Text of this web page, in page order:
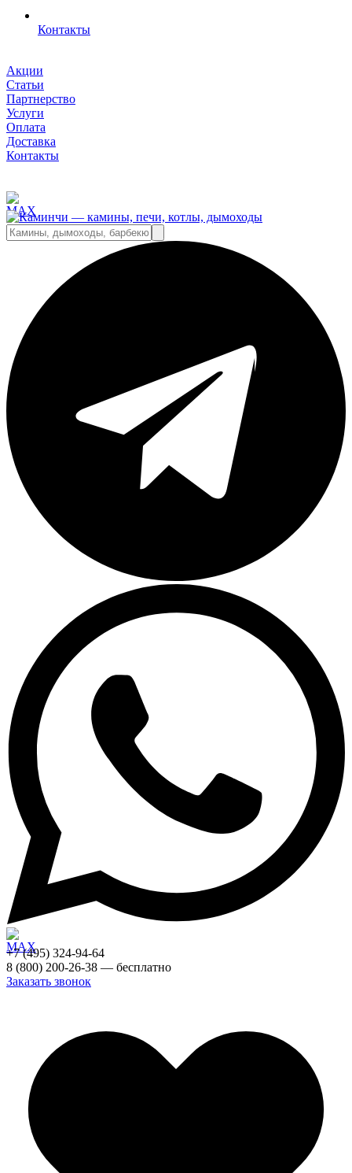
Контакты
Акции
Статьи
Партнерство
Услуги
Оплата
Доставка
Контакты
+7 (495) 324-94-64
8 (800) 200-26-38 — бесплатно
Заказать звонок